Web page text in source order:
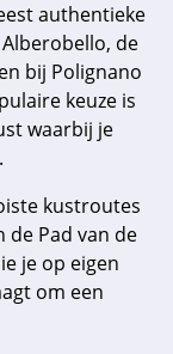
authentieke
de
bij Polignano
keuze is
waarbij je
kustroutes
de Pad van de
je op eigen
om een